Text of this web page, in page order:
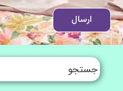
ارسال